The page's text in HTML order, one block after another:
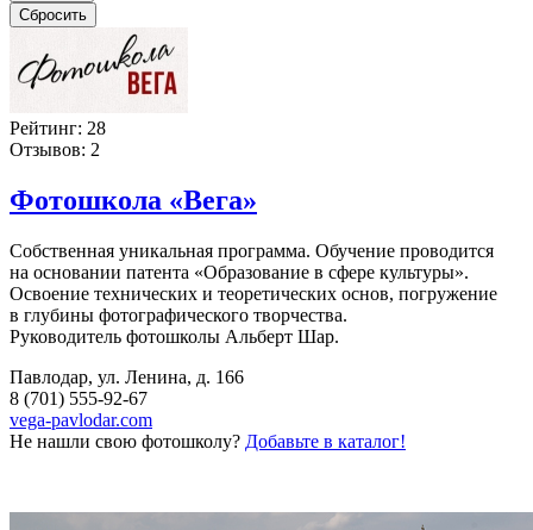
Сбросить
Рейтинг: 28
Отзывов: 2
Фотошкола «Вега»
Собственная уникальная программа. Обучение проводится
на основании патента «Образование в сфере культуры».
Освоение технических и теоретических основ, погружение
в глубины фотографического творчества.
Руководитель фотошколы Альберт Шар.
Павлодар, ул. Ленина, д. 166
8 (701) 555-92-67
vega-pavlodar.com
Не нашли свою фотошколу? Добавьте в каталог!